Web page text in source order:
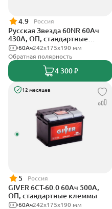
4.9 Россия
Русская Звезда 60NR 60Ач
430А, ОП, стандартные
клеммы242x175x190 мм
60Ач
Обратная полярность
4 300 ₽
12 месяцев
5 Россия
GIVER 6СТ-60.0 60Ач 500А,
ОП, стандартные клеммы
242х175х190 мм
60Ач